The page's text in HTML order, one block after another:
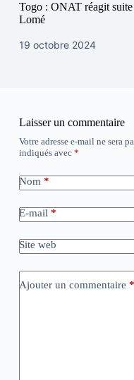
Togo : ONAT réagit suite
Lomé
19 octobre 2024
Laisser un commentaire
Votre adresse e-mail ne sera
indiqués avec *
Nom *
E-mail *
Site web
Ajouter un commentaire *